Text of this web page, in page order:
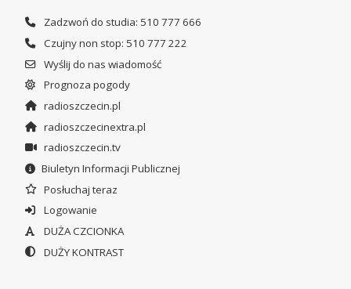
Zadzwoń do studia: 510 777 666
Czujny non stop: 510 777 222
Wyślij do nas wiadomość
Prognoza pogody
radioszczecin.pl
radioszczecinextra.pl
radioszczecin.tv
Biuletyn Informacji Publicznej
Posłuchaj teraz
Logowanie
DUŻA CZCIONKA
DUŻY KONTRAST